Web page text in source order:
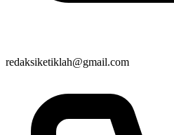
redaksiketiklah@gmail.com